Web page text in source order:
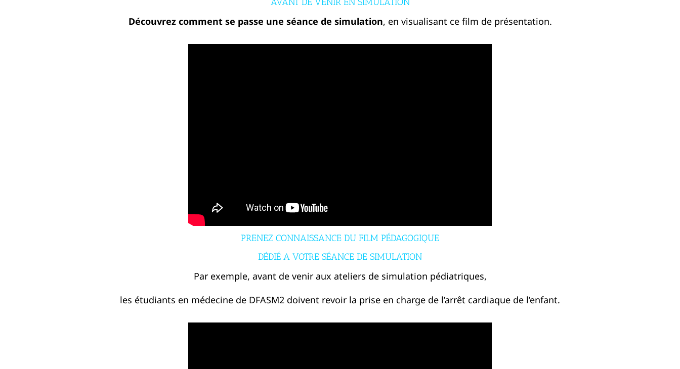
Découvrez comment se passe une séance de simulation, en visualisant ce film de présentation.
PRENEZ CONNAISSANCE DU FILM PÉDAGOGIQUE
DÉDIÉ A VOTRE SÉANCE DE SIMULATION
Par exemple, avant de venir aux ateliers de simulation pédiatriques,
les étudiants en médecine de DFASM2 doivent revoir la prise en charge de l’arrêt cardiaque de l’enfant.